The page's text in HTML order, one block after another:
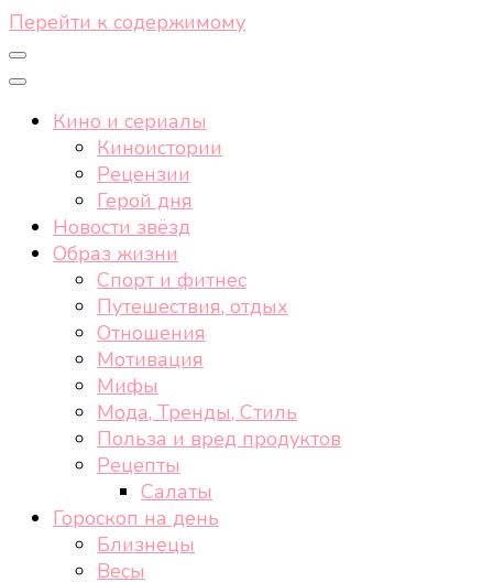
Перейти к содержимому
Кино и сериалы
Киноистории
Рецензии
Герой дня
Новости звёзд
Образ жизни
Спорт и фитнес
Путешествия, отдых
Отношения
Мотивация
Мифы
Мода, Тренды, Стиль
Польза и вред продуктов
Рецепты
Салаты
Гороскоп на день
Близнецы
Весы